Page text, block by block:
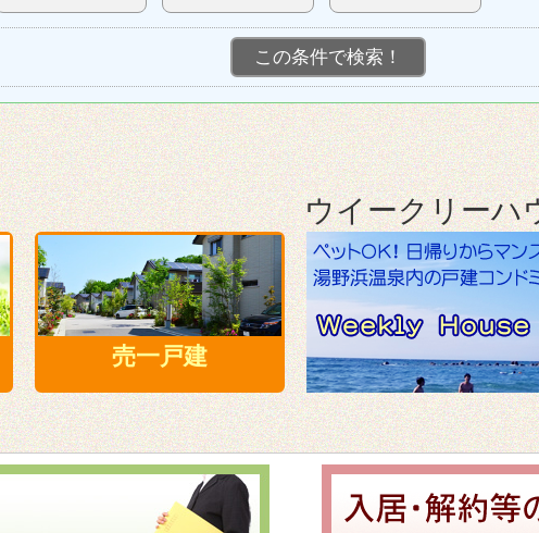
売一戸建
ウイークリーハ